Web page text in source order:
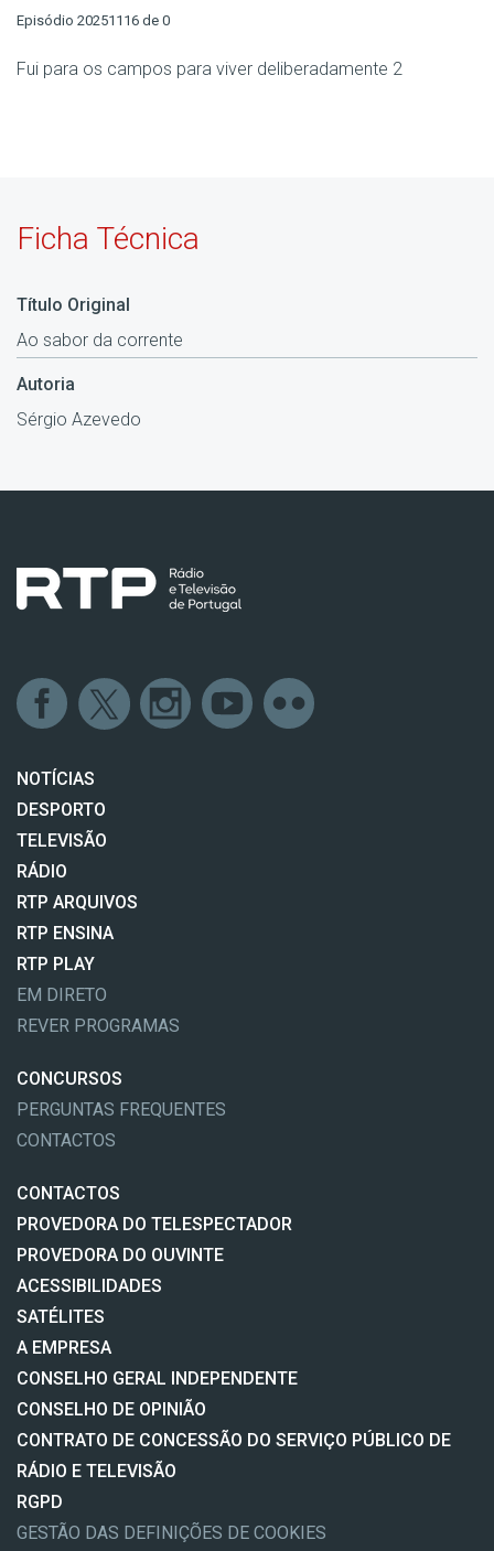
Episódio 20251116 de 0
Fui para os campos para viver deliberadamente 2
Ficha Técnica
Título Original
Ao sabor da corrente
Autoria
Sérgio Azevedo
NOTÍCIAS
DESPORTO
TELEVISÃO
RÁDIO
RTP ARQUIVOS
RTP ENSINA
RTP PLAY
EM DIRETO
REVER PROGRAMAS
CONCURSOS
PERGUNTAS FREQUENTES
CONTACTOS
CONTACTOS
PROVEDORA DO TELESPECTADOR
PROVEDORA DO OUVINTE
ACESSIBILIDADES
SATÉLITES
A EMPRESA
CONSELHO GERAL INDEPENDENTE
CONSELHO DE OPINIÃO
CONTRATO DE CONCESSÃO DO SERVIÇO PÚBLICO DE
RÁDIO E TELEVISÃO
RGPD
GESTÃO DAS DEFINIÇÕES DE COOKIES